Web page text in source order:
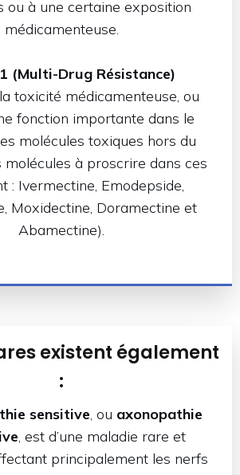
ou à une certaine exposition
médicamenteuse.
(Multi-Drug Résistance)
toxicité médicamenteuse, ou
fonction importante dans le
molécules toxiques hors du
molécules à proscrire dans ces
: Ivermectine, Emodepside,
Moxidectine, Doramectine et
Abamectine).
existent également
:
sensitive, ou axonopathie
, est d’une maladie rare et
principalement les nerfs